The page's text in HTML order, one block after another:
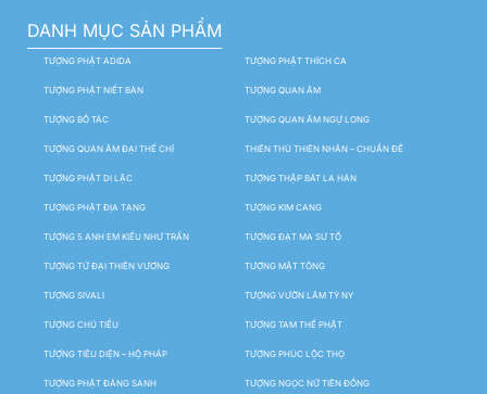
DANH MỤC SẢN PHẨM
TƯỢNG PHẬT ADIDA TƯỢNG PHẬT THÍCH CA
TƯỢNG PHẬT NIẾT BÀN TƯỢNG QUAN ÂM
TƯỢNG BỒ TÁC TƯỢNG QUAN ÂM NGỰ LONG
TƯỢNG QUAN ÂM ĐẠI THẾ CHÍ THIÊN THỦ THIÊN NHÃN – CHUẨN ĐỀ
TƯỢNG PHẬT DI LẶC TƯỢNG THẬP BÁT LA HÁN
TƯỢNG PHẬT ĐỊA TẠNG TƯỢNG KIM CANG
TƯỢNG 5 ANH EM KIỀU NHƯ TRẦN TƯỢNG ĐẠT MA SƯ TỔ
TƯỢNG TỨ ĐẠI THIÊN VƯƠNG TƯỢNG MẬT TÔNG
TƯỢNG SIVALI TƯỢNG VƯỜN LÂM TỲ NY
TƯỢNG CHÚ TIỂU TƯỢNG TAM THẾ PHẬT
TƯỢNG TIÊU DIỆN – HỘ PHÁP TƯỢNG PHÚC LỘC THỌ
TƯỢNG PHẬT ĐẢNG SANH TƯỢNG NGỌC NỮ TIÊN ĐỒNG